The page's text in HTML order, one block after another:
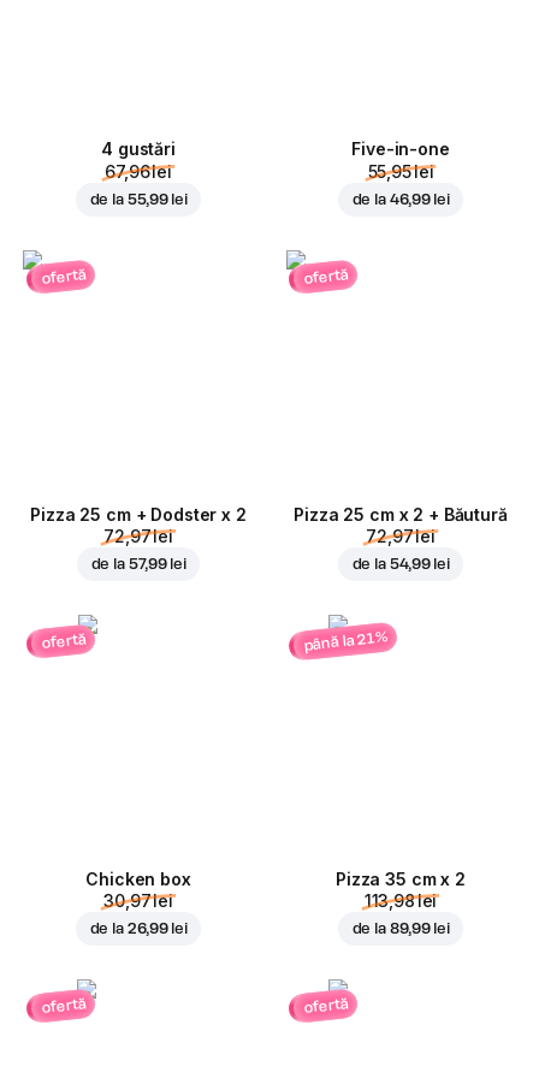
4 gustări
67,96 lei
de la 55,99 lei
Five-in-one
55,95 lei
de la 46,99 lei
ofertă
Pizza 25 cm + Dodster x 2
72,97 lei
de la 57,99 lei
ofertă
Pizza 25 cm x 2 + Băutură
72,97 lei
de la 54,99 lei
ofertă
Chicken box
30,97 lei
de la 26,99 lei
până la 21%
Pizza 35 cm x 2
113,98 lei
de la 89,99 lei
ofertă ofertă